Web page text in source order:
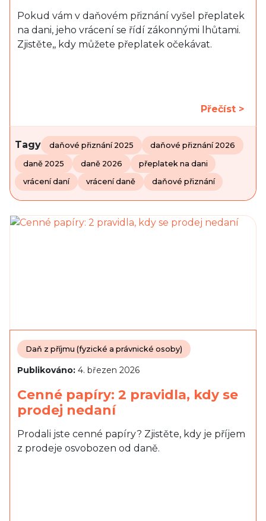
Pokud vám v daňovém přiznání vyšel přeplatek
na dani, jeho vrácení se řídí zákonnými lhůtami.
Zjistěte,, kdy můžete přeplatek očekávat.
Přečíst >
Tagy daňové přiznání 2025 daňové přiznání 2026
daně 2025 daně 2026 přeplatek na dani
vrácení daní vrácení daně daňové přiznání
Daň z příjmu (fyzické a právnické osoby)
Publikováno: 4. březen 2026
Cenné papíry: 2 pravidla, kdy se
prodej nedaní
Prodali jste cenné papíry? Zjistěte, kdy je příjem
z prodeje osvobozen od daně.